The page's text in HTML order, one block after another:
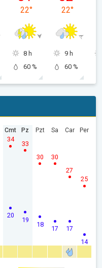
22°
8 h
60 %
22°
9 h
60 %
Cmt
20
34
Pz
19
33
Pzt
18
30
Sa
17
30
Car
17
27
Per
14
25